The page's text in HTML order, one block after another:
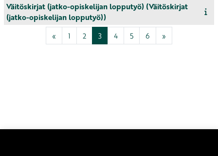
Väitöskirjat (jatko-opiskelijan lopputyö) (Väitöskirjat
(jatko-opiskelijan lopputyö))
« Edellinen sivu
1 Sivu 1
2Sivu 2
3Sivu 3
4Sivu 4
5Sivu 5
6 Sivu 6
»